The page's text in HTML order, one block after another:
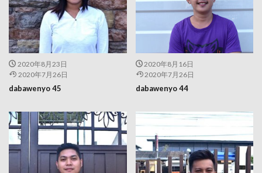
2020年8月23日
2020年7月26日
dabawenyo 45
2020年8月16日
2020年7月26日
dabawenyo 44